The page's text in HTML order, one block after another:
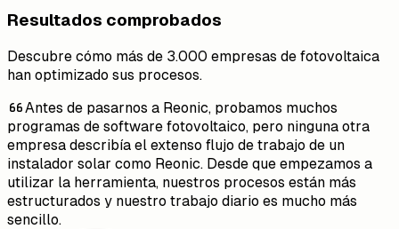
Resultados comprobados
Descubre cómo más de 3.000 empresas de fotovoltaica
han optimizado sus procesos.
Antes de pasarnos a Reonic, probamos muchos
programas de software fotovoltaico, pero ninguna otra
empresa describía el extenso flujo de trabajo de un
instalador solar como Reonic. Desde que empezamos a
utilizar la herramienta, nuestros procesos están más
estructurados y nuestro trabajo diario es mucho más
sencillo.